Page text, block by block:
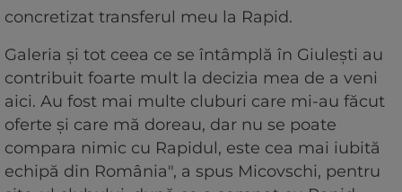
concretizat transferul meu la Rapid.
Galeria și tot ceea ce se întâmplă în Giulești au
contribuit foarte mult la decizia mea de a veni
aici. Au fost mai multe cluburi care mi-au făcut
oferte și care mă doreau, dar nu se poate
compara nimic cu Rapidul, este cea mai iubită
echipă din România", a spus Micovschi, pentru